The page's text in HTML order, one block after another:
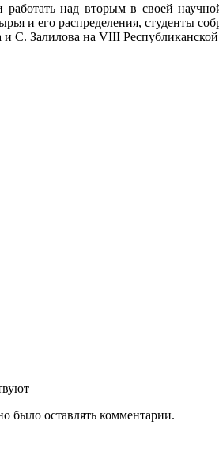
над вторым в своей
и его распределения, студенты
С. Залилова на VIII
было оставлять комментарии.